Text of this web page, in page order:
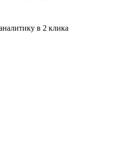
в 2 клика